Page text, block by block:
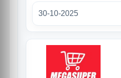
30-10-2025